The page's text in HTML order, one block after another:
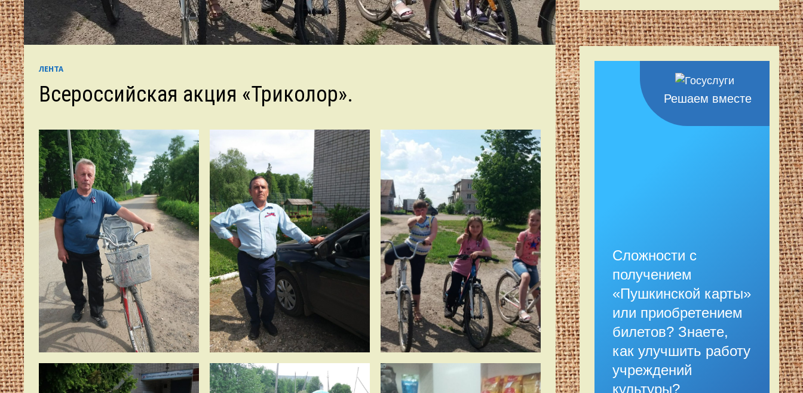
ЛЕНТА
Всероссийская акция «Триколор». Решаем вместе
Сложности с
получением
«Пушкинской карты»
или приобретением
билетов? Знаете,
как улучшить работу
учреждений
культуры?